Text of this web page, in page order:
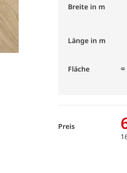
Breite in m
Länge in m
Fläche
Preis